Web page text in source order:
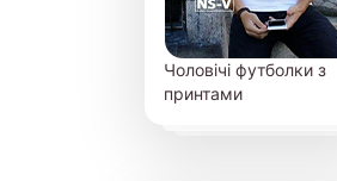
Чоловічі футболки з
принтами